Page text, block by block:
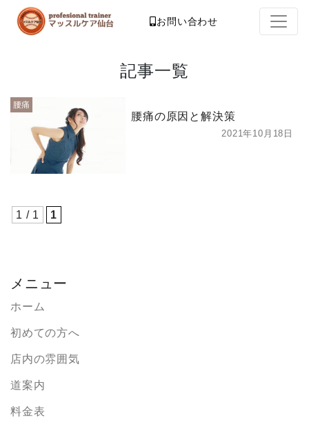
お問い合わせ
記事一覧
腰痛
腰痛の原因と解決策
2021年10月18日
1 / 1 1
メニュー
ホーム
初めての方へ
店内の雰囲気
道案内
料金表